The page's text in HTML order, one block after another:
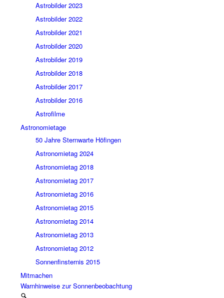
Astrobilder 2023
Astrobilder 2022
Astrobilder 2021
Astrobilder 2020
Astrobilder 2019
Astrobilder 2018
Astrobilder 2017
Astrobilder 2016
Astrofilme
Astronomietage
50 Jahre Sternwarte Höfingen
Astronomietag 2024
Astronomietag 2018
Astronomietag 2017
Astronomietag 2016
Astronomietag 2015
Astronomietag 2014
Astronomietag 2013
Astronomietag 2012
Sonnenfinsternis 2015
Mitmachen
Warnhinweise zur Sonnenbeobachtung